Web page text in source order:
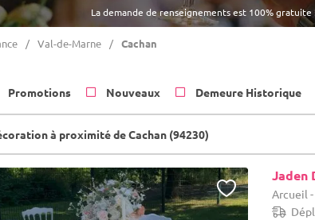
La demande de renseignements est 100% gratuite
Val-de-Marne Cachan
Promotions Nouveaux Demeure Historique
à proximité de Cachan (94230)
Jaden
Arcueil